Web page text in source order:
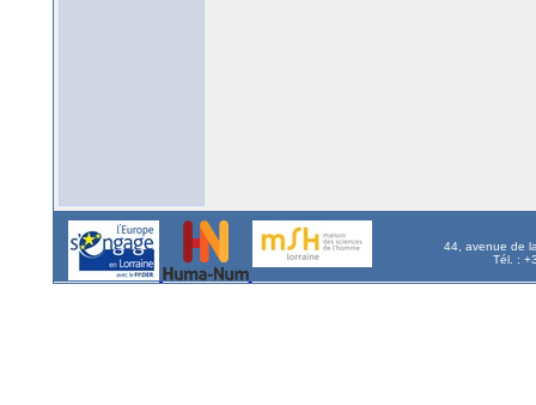
44, avenue de
Tél. :